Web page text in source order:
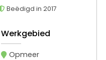
Beëdigd in 2017
Werkgebied
Opmeer